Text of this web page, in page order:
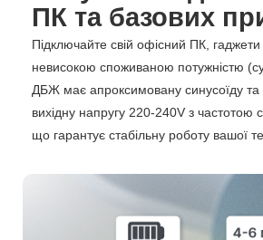
ПК та базових
Підключайте свій офісний ПК, гаджети
невисокою споживаною потужністю
ДБЖ має апроксимовану синусоїду та
вихідну напругу 220-240V з частотою
що гарантує стабільну роботу вашої